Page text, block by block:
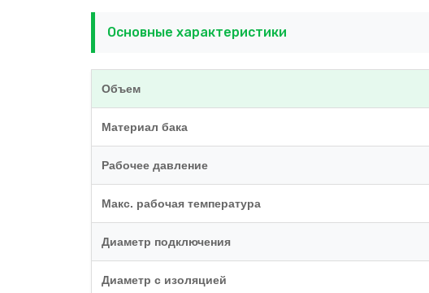
Основные характеристики
Объем
Материал бака
Рабочее давление
Макс. рабочая температура
Диаметр подключения
Диаметр с изоляцией